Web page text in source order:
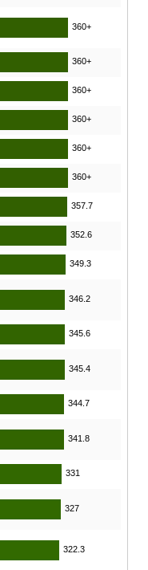
360+
360+
360+
360+
360+
360+
357.7
352.6
349.3
346.2
345.6
345.4
344.7
341.8
331
327
322.3